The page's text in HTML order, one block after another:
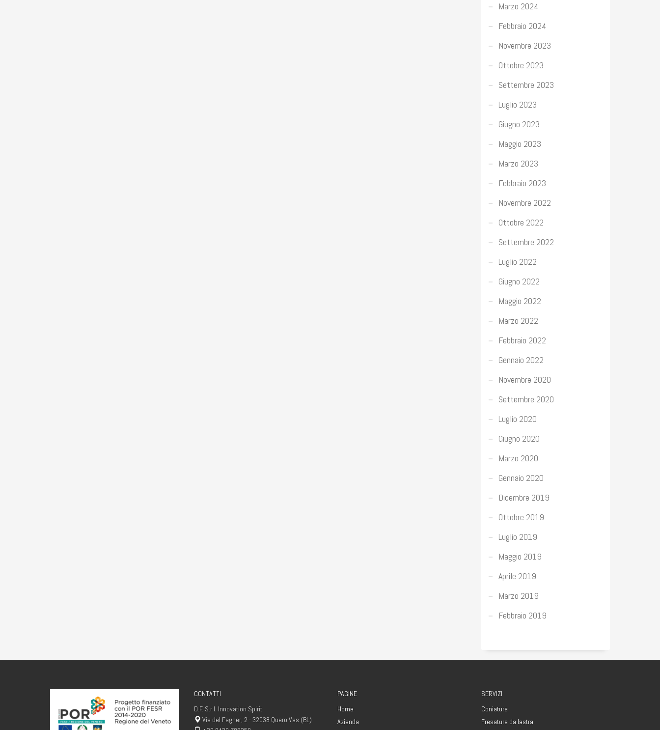
Marzo 2024
Febbraio 2024
Novembre 2023
Ottobre 2023
Settembre 2023
Luglio 2023
Giugno 2023
Maggio 2023
Marzo 2023
Febbraio 2023
Novembre 2022
Ottobre 2022
Settembre 2022
Luglio 2022
Giugno 2022
Maggio 2022
Marzo 2022
Febbraio 2022
Gennaio 2022
Novembre 2020
Settembre 2020
Luglio 2020
Giugno 2020
Marzo 2020
Gennaio 2020
Dicembre 2019
Ottobre 2019
Luglio 2019
Maggio 2019
Aprile 2019
Marzo 2019
Febbraio 2019
CONTATTI
D.F. S.r.l. Innovation Spirit
Via del Fagher, 2 - 32038 Quero Vas (BL)
PAGINE
Home
Azienda
SERVIZI
Coniatura
Fresatura da lastra